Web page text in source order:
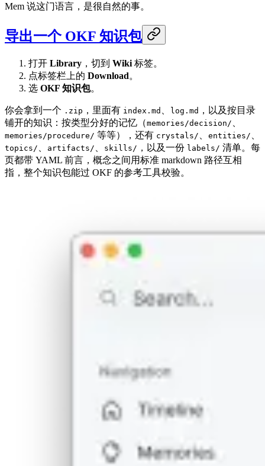
Mem 说这门语言，是很自然的事。
导出一个 OKF 知识包
打开 Library ，切到 Wiki 标签。
点标签栏上的 Download。
选 OKF 知识包。
你会拿到一个 .zip ，里面有 index.md log.md ，以及按目录
铺开的知识：按类型分好的记忆（memories/decision/
memories/procedure/ 等等），还有 crystals/ entities/
topics/ artifacts/ skills/ ，以及一份 labels/ 清单。每
页都带 YAML 前言，概念之间用标准 markdown 路径互相
指，整个知识包能过 OKF 的参考工具校验。